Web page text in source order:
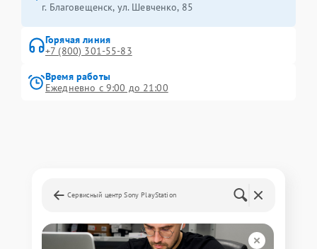
г. Благовещенск, ул. Шевченко, 85
Горячая линия
+7 (800) 301-55-83
Время работы
Ежедневно с 9:00 до 21:00
Сервисный центр Sony PlayStation